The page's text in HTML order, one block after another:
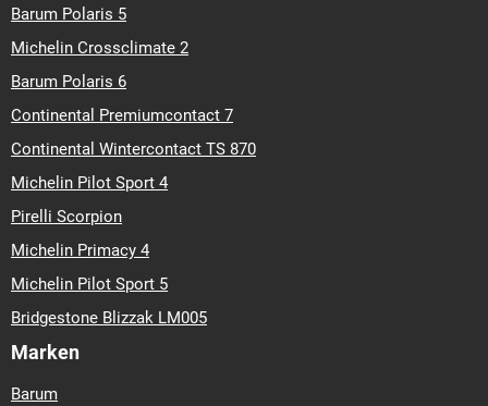
Barum Polaris 5
Michelin Crossclimate 2
Barum Polaris 6
Continental Premiumcontact 7
Continental Wintercontact TS 870
Michelin Pilot Sport 4
Pirelli Scorpion
Michelin Primacy 4
Michelin Pilot Sport 5
Bridgestone Blizzak LM005
Marken
Barum